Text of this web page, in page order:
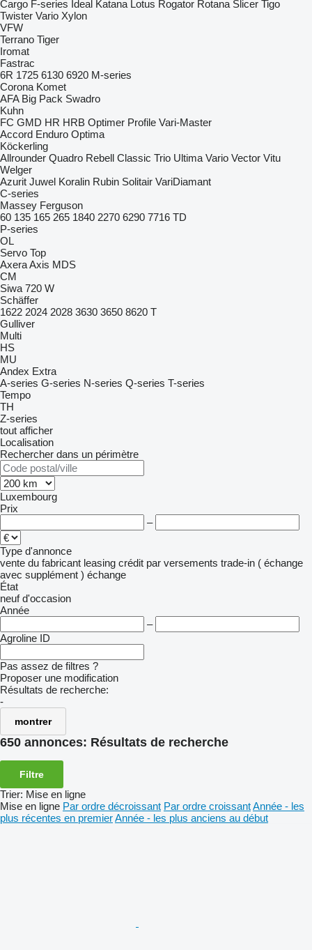
Cargo F-series Ideal Katana Lotus Rogator Rotana Slicer Tigo
Twister Vario Xylon
VFW
Terrano Tiger
Iromat
Fastrac
6R 1725 6130 6920 M-series
Corona Komet
AFA Big Pack Swadro
Kuhn
FC GMD HR HRB Optimer Profile Vari-Master
Accord Enduro Optima
Köckerling
Allrounder Quadro Rebell Classic Trio Ultima Vario Vector Vitu
Welger
Azurit Juwel Koralin Rubin Solitair VariDiamant
C-series
Massey Ferguson
60 135 165 265 1840 2270 6290 7716 TD
P-series
OL
Servo Top
AxeraAxis MDS
CM
Siwa 720 W
Schäffer
1622 2024 2028 3630 3650 8620 T
Gulliver
Multi
HS
MU
Andex Extra
A-series G-series N-series Q-series T-series
Tempo
TH
Z-series
tout afficher
Localisation
Rechercher dans un périmètre
Luxembourg
Prix
–
Type d'annonce
vente du fabricant leasing crédit par versements trade-in ( échange
avec supplément ) échange
État
neuf d'occasion
Année
–
Agroline ID
Pas assez de filtres ?
Proposer une modification
Résultats de recherche:
-
montrer
650 annonces: Résultats de recherche
Filtre
Trier: Mise en ligne
Mise en ligne Par ordre décroissant Par ordre croissantAnnée - les
plus récentes en premierAnnée - les plus anciens au début